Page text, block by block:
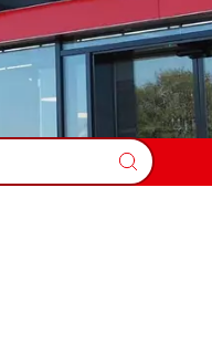
Suchen